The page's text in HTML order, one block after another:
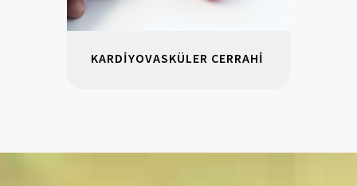
KARDİYOVASKÜLER CERRAHİ